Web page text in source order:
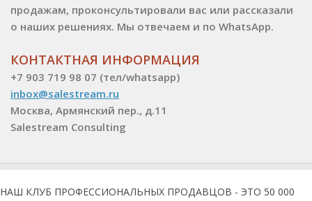
продажам, проконсультировали вас или рассказали
о наших решениях. Мы отвечаем и по WhatsApp.
КОНТАКТНАЯ ИНФОРМАЦИЯ
+7 903 719 98 07 (тел/whatsapp)
inbox@salestream.ru
Москва, Армянский пер., д.11
Salestream Consulting
НАШ КЛУБ ПРОФЕССИОНАЛЬНЫХ ПРОДАВЦОВ - ЭТО 50 000